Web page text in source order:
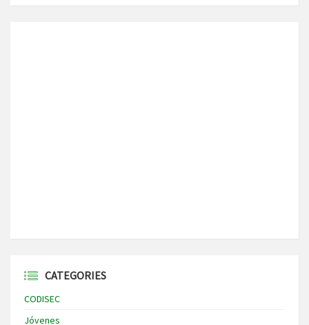
CATEGORIES
CODISEC
Jóvenes